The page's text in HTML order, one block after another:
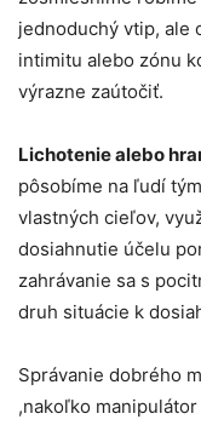
jednoduchý vtip, ale
intimitu alebo zónu
výrazne zaútočiť.
Lichotenie alebo
pôsobíme na ľudí
vlastných cieľov,
dosiahnutie účelu
zahrávanie sa s
druh situácie k
Správanie dobrého
,nakoľko